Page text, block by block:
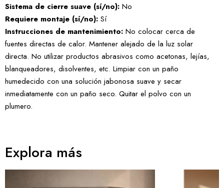
Sistema de cierre suave (sí/no): No
Requiere montaje (sí/no): Sí
Instrucciones de mantenimiento: No colocar cerca de
fuentes directas de calor. Mantener alejado de la luz solar
directa. No utilizar productos abrasivos como acetonas, lejías,
blanqueadores, disolventes, etc. Limpiar con un paño
humedecido con una solución jabonosa suave y secar
inmediatamente con un paño seco. Quitar el polvo con un
plumero.
Explora más